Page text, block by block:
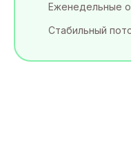
Еженедельные
Стабильный